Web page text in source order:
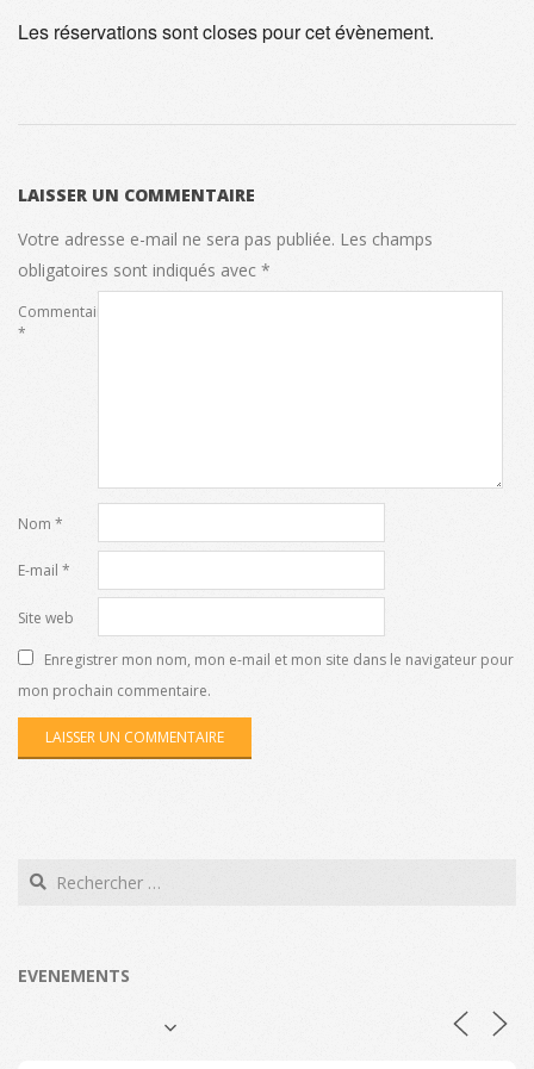
Les réservations sont closes pour cet évènement.
10
LAISSER UN COMMENTAIRE
Votre adresse e-mail ne sera pas publiée. Les champs
obligatoires sont indiqués avec *
Commentaire
*
Nom *
E-mail *
Site web
Enregistrer mon nom, mon e-mail et mon site dans le navigateur pour
mon prochain commentaire.
Search
EVENEMENTS